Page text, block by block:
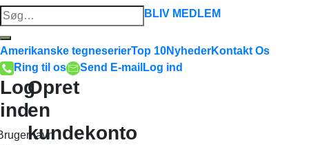
Søg
efter:
BLIV MEDLEM
Amerikanske tegneserierTop 10NyhederKontakt Os
Ring til os
Send E-mail Log ind
Log
ind
Opret
en
kundekonto